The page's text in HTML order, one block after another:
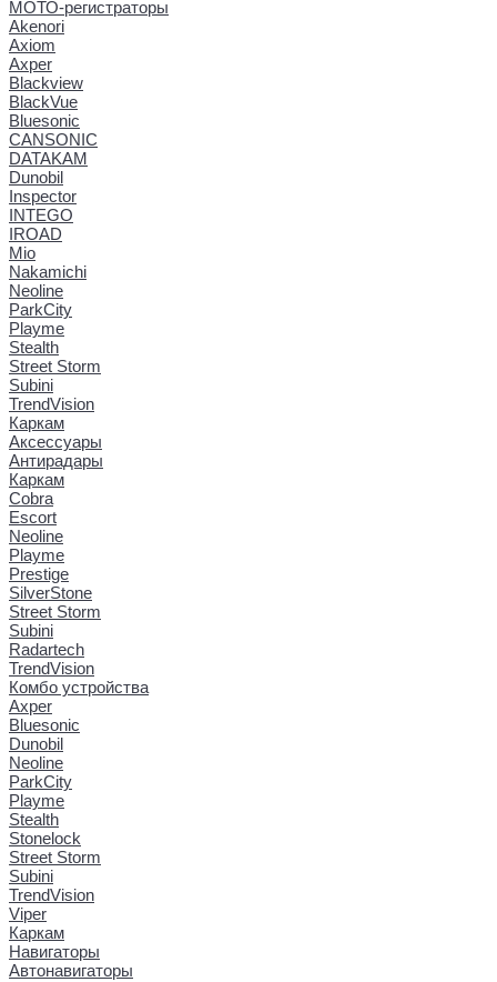
МОТО-регистраторы
Akenori
Axiom
Axper
Blackview
BlackVue
Bluesonic
CANSONIC
DATAKAM
Dunobil
Inspector
INTEGO
IROAD
Mio
Nakamichi
Neoline
ParkCity
Playme
Stealth
Street Storm
Subini
TrendVision
Каркам
Аксессуары
Антирадары
Каркам
Cobra
Escort
Neoline
Playme
Prestige
SilverStone
Street Storm
Subini
Radartech
TrendVision
Комбо устройства
Axper
Bluesonic
Dunobil
Neoline
ParkCity
Playme
Stealth
Stonelock
Street Storm
Subini
TrendVision
Viper
Каркам
Навигаторы
Автонавигаторы